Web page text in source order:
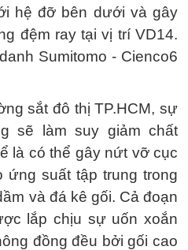
hệ đỡ bên dưới và gây
đệm ray tại vị trí VD14.
Sumitomo - Cienco6
sắt đô thị TP.HCM, sự
sẽ làm suy giảm chất
là có thể gây nứt vỡ cục
ứng suất tập trung trong
và đá kê gối. Cả đoạn
lắp chịu sự uốn xoắn
đồng đều bởi gối cao